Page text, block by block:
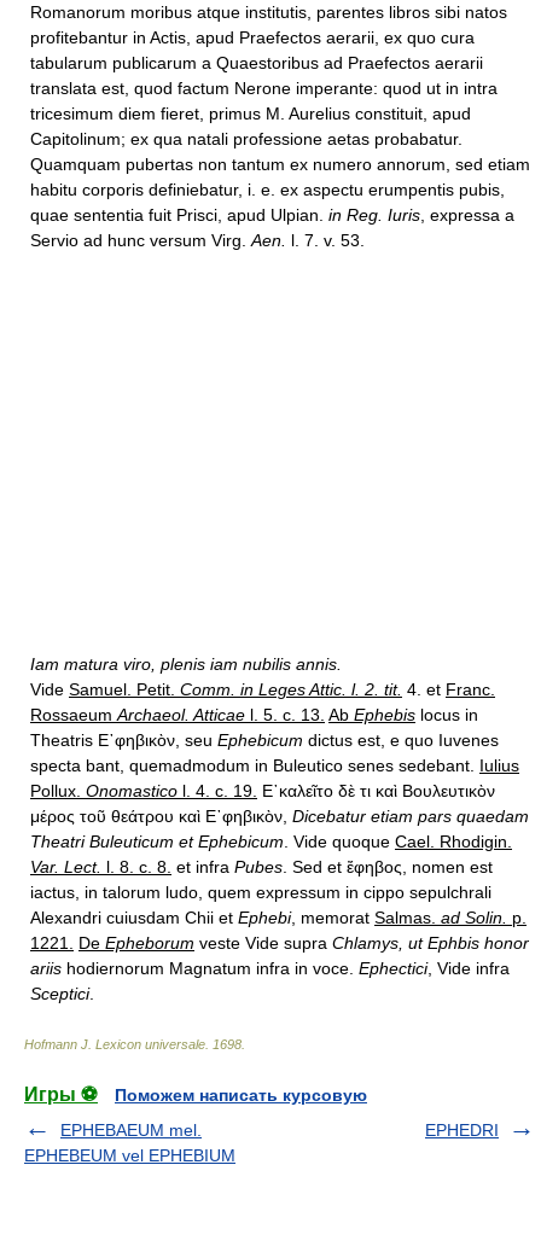
Romanorum moribus atque institutis, parentes libros sibi natos
profitebantur in Actis, apud Praefectos aerarii, ex quo cura
tabularum publicarum a Quaestoribus ad Praefectos aerarii
translata est, quod factum Nerone imperante: quod ut in intra
tricesimum diem fieret, primus M. Aurelius constituit, apud
Capitolinum; ex qua natali professione aetas probabatur.
Quamquam pubertas non tantum ex numero annorum, sed etiam
habitu corporis definiebatur, i. e. ex aspectu erumpentis pubis,
quae sententia fuit Prisci, apud Ulpian. in Reg. Iuris , expressa a
Servio ad hunc versum Virg. Aen. l. 7. v. 53.
Iam matura viro, plenis iam nubilis annis.
Vide Samuel. Petit. Comm. in Leges Attic. l. 2. tit. 4. et Franc.
Rossaeum Archaeol. Atticae l. 5. c. 13. Ab Ephebis locus in
Theatris Ε᾿φηβικὸν, seu Ephebicum dictus est, e quo Iuvenes
specta bant, quemadmodum in Buleutico senes sedebant. Iulius
Pollux. Onomastico l. 4. c. 19. Ε᾿καλεῖτο δὲ τι καὶ Βουλευτικὸν
μέρος τοῦ θεάτρου καὶ Ε᾿φηβικὸν, Dicebatur etiam pars quaedam
Theatri Buleuticum et Ephebicum . Vide quoque Cael. Rhodigin.
Var. Lect. l. 8. c. 8. et infra Pubes . Sed et ἔφηβος, nomen est
iactus, in talorum ludo, quem expressum in cippo sepulchrali
Alexandri cuiusdam Chii et Ephebi, memorat Salmas. ad Solin. p.
1221.
De Epheborum veste Vide supra Chlamys, ut Ephbis honor
ariis hodiernorum Magnatum infra in voce. Ephectici, Vide infra
Sceptici.
Hofmann J. Lexicon universale 1698
Игры ⚽
Поможем написать курсовую
EPHEBAEUM mel.
EPHEBEUM vel EPHEBIUM
EPHEDRI